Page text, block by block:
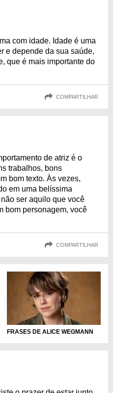
com idade. Idade é uma
e depende da sua saúde,
que é mais importante do
COMPARTILHAR
de atriz é o
trabalhos, bons
bom texto. Às vezes,
em uma belíssima
ser aquilo que você
bom personagem, você
COMPARTILHAR
FRASES DE ALICE WEGMANN